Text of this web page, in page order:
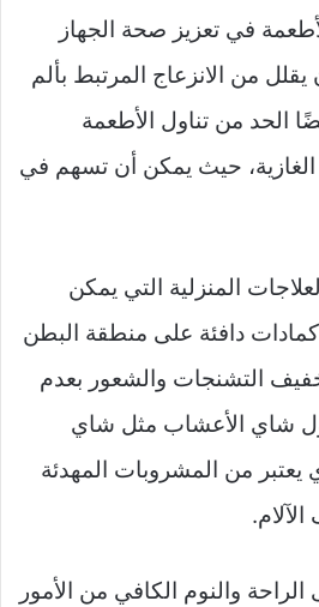
في تعزيز صحة الجهاز
من الانزعاج المرتبط بألم
الحد من تناول الأطعمة
حيث يمكن أن تسهم في
المنزلية التي يمكن
كمادات دافئة على منطقة البطن
التشنجات والشعور بعدم
شاي الأعشاب مثل شاي
يعتبر من المشروبات المهدئة
والنوم الكافي من الأمور